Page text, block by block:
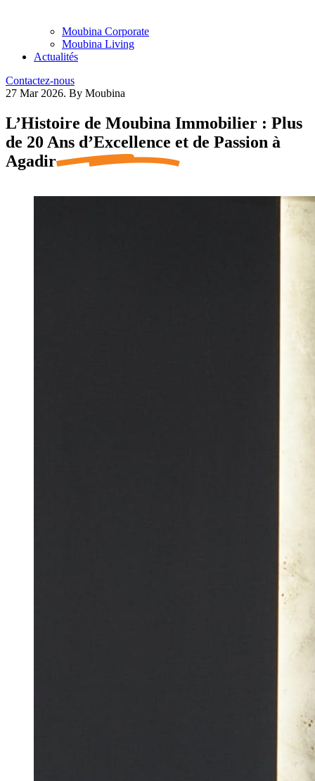
Moubina Corporate
Moubina Living
Actualités
Contactez-nous
27 Mar 2026. By Moubina
L’Histoire de Moubina Immobilier : Plus
de 20 Ans d’Excellence et de Passion à
Agadir